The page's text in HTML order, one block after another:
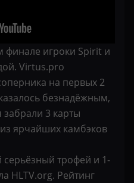
игроки Spirit и
Virtus.pro
на первых 2
безнадёжным,
3 карты
ярчайших камбэков
серьёзный трофей и 1-
HLTV.org. Рейтинг